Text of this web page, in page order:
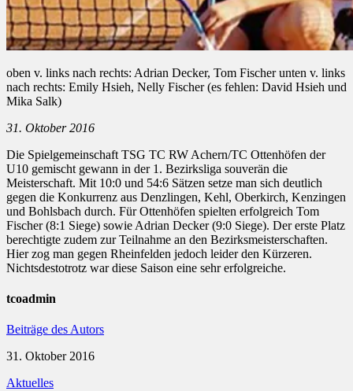
oben v. links nach rechts: Adrian Decker, Tom Fischer unten v. links
nach rechts: Emily Hsieh, Nelly Fischer (es fehlen: David Hsieh und
Mika Salk)
31. Oktober 2016
Die Spielgemeinschaft TSG TC RW Achern/TC Ottenhöfen der
U10 gemischt gewann in der 1. Bezirksliga souverän die
Meisterschaft. Mit 10:0 und 54:6 Sätzen setze man sich deutlich
gegen die Konkurrenz aus Denzlingen, Kehl, Oberkirch, Kenzingen
und Bohlsbach durch. Für Ottenhöfen spielten erfolgreich Tom
Fischer (8:1 Siege) sowie Adrian Decker (9:0 Siege). Der erste Platz
berechtigte zudem zur Teilnahme an den Bezirksmeisterschaften.
Hier zog man gegen Rheinfelden jedoch leider den Kürzeren.
Nichtsdestotrotz war diese Saison eine sehr erfolgreiche.
tcoadmin
Beiträge des Autors
31. Oktober 2016
Aktuelles